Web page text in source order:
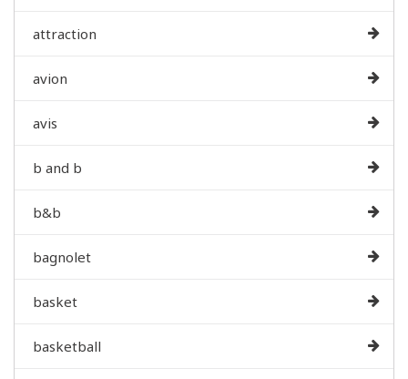
attraction
avion
avis
b and b
b&b
bagnolet
basket
basketball